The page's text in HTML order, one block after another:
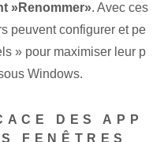
⁣»Renommer». Avec ces
peuvent configurer et pe
» pour maximiser leur p
Windows.
DES APP
FENÊTRES⁢